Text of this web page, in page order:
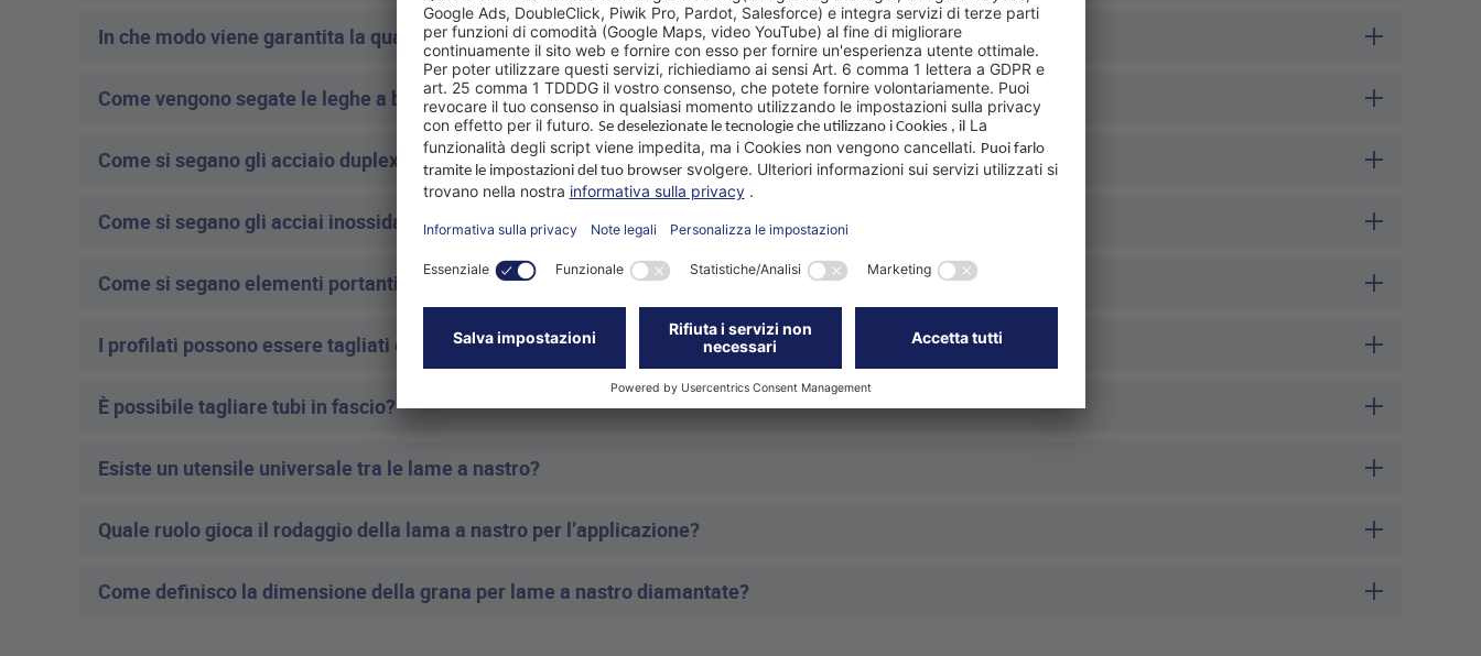
In che modo viene garantita la qualità costante da WIKUS?
Come vengono segate le leghe a base di nichel?
Come si segano gli acciaio duplex?
Come si segano gli acciai inossidabili?
Come si segano elementi portanti?
I profilati possono essere tagliati con una lama a nastro?
È possibile tagliare tubi in fascio?
Esiste un utensile universale tra le lame a nastro?
Quale ruolo gioca il rodaggio della lama a nastro per l’applicazione?
Come definisco la dimensione della grana per lame a nastro diamantate?